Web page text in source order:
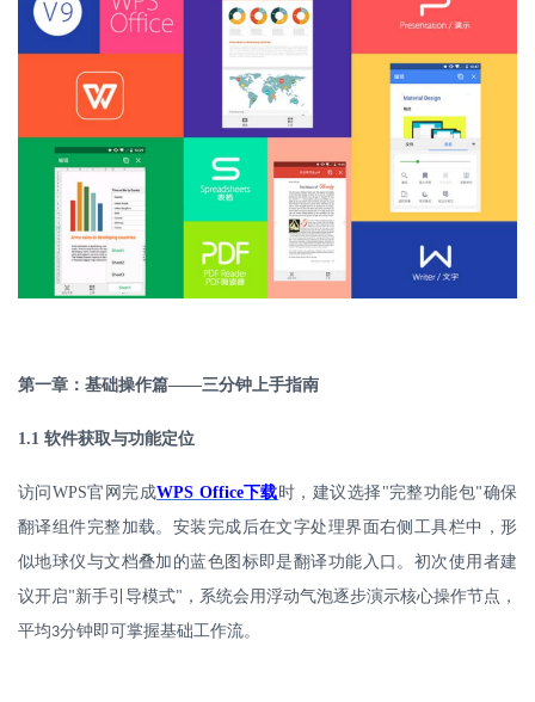
第一章：基础操作篇——三分钟上手指南
1.1 软件获取与功能定位
访问 WPS官网完成WPS Office下载时，建议选择 "完整功能包"确保
翻译组件完整加载。安装完成后在文字处理界面右侧工具栏中，形
似地球仪与文档叠加的蓝色图标即是翻译功能入口。初次使用者建
议开启"新手引导模式" ，系统会用浮动气泡逐步演示核心操作节点，
平均3分钟即可掌握基础工作流。